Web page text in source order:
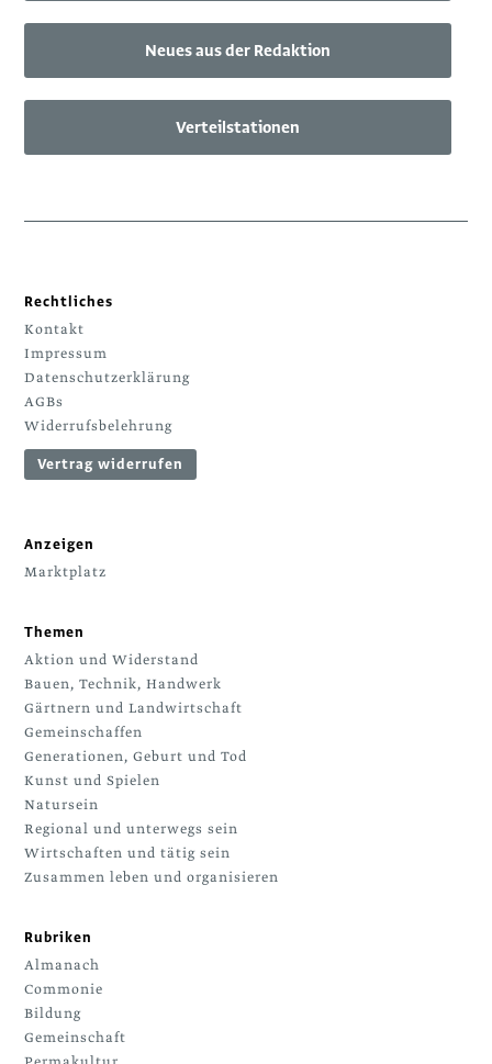
Neues aus der Redaktion
Verteilstationen
Rechtliches
Kontakt
Impressum
Datenschutzerklärung
AGBs
Widerrufsbelehrung
Vertrag widerrufen
Anzeigen
Marktplatz
Themen
Aktion und Widerstand
Bauen, Technik, Handwerk
Gärtnern und Landwirtschaft
Gemeinschaffen
Generationen, Geburt und Tod
Kunst und Spielen
Natursein
Regional und unterwegs sein
Wirtschaften und tätig sein
Zusammen leben und organisieren
Rubriken
Almanach
Commonie
Bildung
Gemeinschaft